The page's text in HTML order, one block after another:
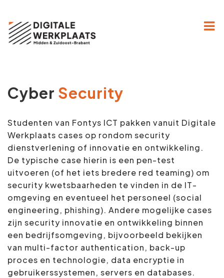
Projecten
Over ons
Kennisbank
Contact
Cyber Security
Studenten van Fontys ICT pakken vanuit Digitale
Werkplaats cases op rondom security
dienstverlening of innovatie en ontwikkeling.
De typische case hierin is een pen-test
uitvoeren (of het iets bredere red teaming) om
security kwetsbaarheden te vinden in de IT-
omgeving en eventueel het personeel (social
engineering, phishing). Andere mogelijke cases
zijn security innovatie en ontwikkeling binnen
een bedrijfsomgeving, bijvoorbeeld bekijken
van multi-factor authentication, back-up
proces en technologie, data encryptie in
gebruikerssystemen, servers en databases.